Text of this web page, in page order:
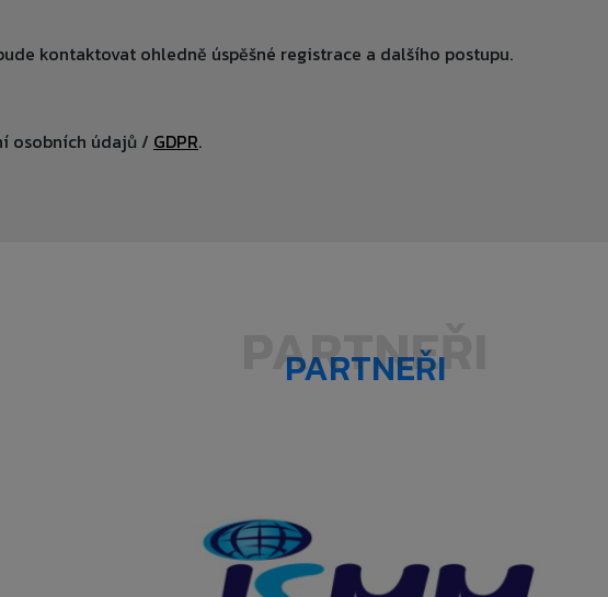
kontaktovat ohledně úspěšné registrace a dalšího postupu.
osobních údajů / GDPR.
PARTNEŘI
PARTNEŘI